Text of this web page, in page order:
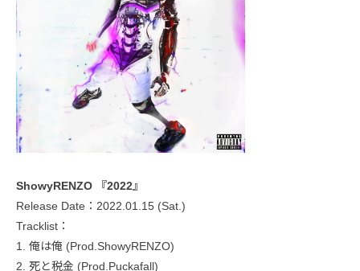
ShowyRENZO 『2022』
Release Date：2022.01.15 (Sat.)
Tracklist：
1. 俺は俺 (Prod.ShowyRENZO)
2. 死と税金 (Prod.Puckafall)